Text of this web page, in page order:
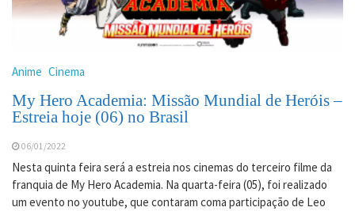
Anime Cinema
My Hero Academia: Missão Mundial de Heróis –
Estreia hoje (06) no Brasil
06/01/2022
Nesta quinta feira será a estreia nos cinemas do terceiro filme da
franquia de My Hero Academia. Na quarta-feira (05), foi realizado
um evento no youtube, que contaram coma participação de Leo